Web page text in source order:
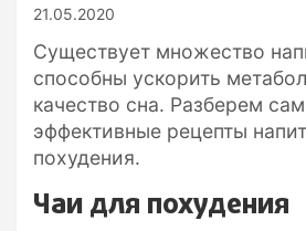
21.05.2020
Существует множество
способны ускорить
качество сна. Разберем
эффективные рецепты
похудения.
Чаи для похудения